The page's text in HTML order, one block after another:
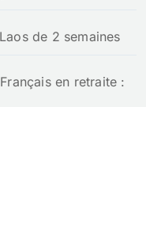
de 2 semaines
en retraite :